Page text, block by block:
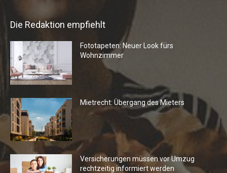
Die Redaktion empfiehlt
Fototapeten: Neuer Look fürs
Wohnzimmer
Mietrecht: Übergang des Mieters
Versicherungen müssen vor Umzug
rechtzeitig informiert werden